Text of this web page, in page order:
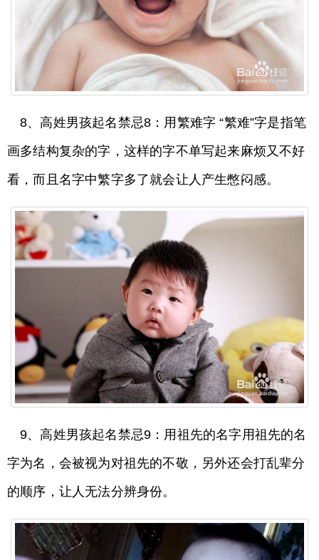
8、高姓男孩起名禁忌8：用繁难字 “繁难”字是指笔
画多结构复杂的字，这样的字不单写起来麻烦又不好
看，而且名字中繁字多了就会让人产生憋闷感。
9、高姓男孩起名禁忌9：用祖先的名字用祖先的名
字为名，会被视为对祖先的不敬，另外还会打乱辈分
的顺序，让人无法分辨身份。